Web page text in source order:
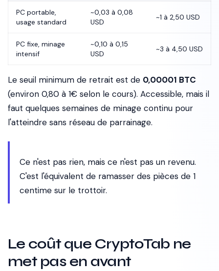
PC portable,
usage standard
~0,03 à 0,08
USD
~1 à 2,50 USD
PC fixe, minage
intensif
~0,10 à 0,15
USD
~3 à 4,50 USD
Le seuil minimum de retrait est de 0,00001 BTC
(environ 0,80 à 1€ selon le cours). Accessible, mais il
faut quelques semaines de minage continu pour
l'atteindre sans réseau de parrainage.
Ce n'est pas rien, mais ce n'est pas un revenu.
C'est l'équivalent de ramasser des pièces de 1
centime sur le trottoir.
Le coût que CryptoTab ne
met pas en avant